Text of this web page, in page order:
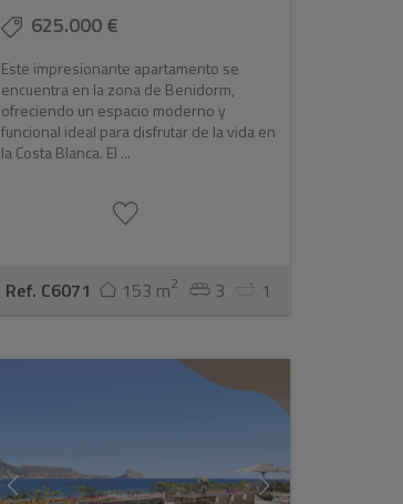
625.000 €
Este impresionante apartamento se
encuentra en la zona de Benidorm,
ofreciendo un espacio moderno y
funcional ideal para disfrutar de la vida en
la Costa Blanca. El ...
Ref. C6071 153 m2 3 1